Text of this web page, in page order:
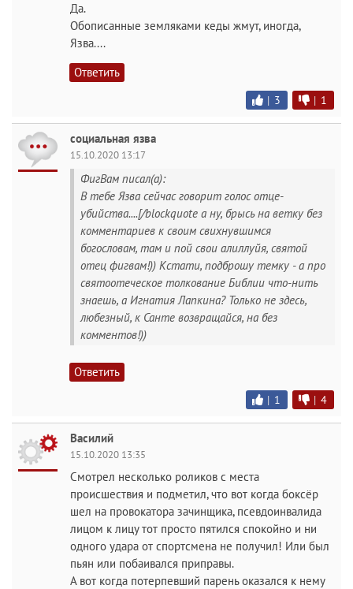
Да.
Обописанные земляками кеды жмут, иногда,
Язва....
Ответить
| 3 | 1
социальная язва
15.10.2020 13:17
ФигВам писал(а):
В тебе Язва сейчас говорит голос отце-
убийства....[/blockquote а ну, брысь на ветку без
комментариев к своим свихнувшимся
богословам, там и пой свои алиллуйя, святой
отец фигвам!)) Кстати, подброшу темку - а про
святоотеческое толкование Библии что-нить
знаешь, а Игнатия Лапкина? Только не здесь,
любезный, к Санте возвращайся, на без
комментов!))
Ответить
| 1 | 4
Василий
15.10.2020 13:35
Смотрел несколько роликов с места
происшествия и подметил, что вот когда боксёр
шел на провокатора зачинщика, псевдоинвалида
лицом к лицу тот просто пятился спокойно и ни
одного удара от спортсмена не получил! Или был
пьян или побаивался приправы.
А вот когда потерпевший парень оказался к нему